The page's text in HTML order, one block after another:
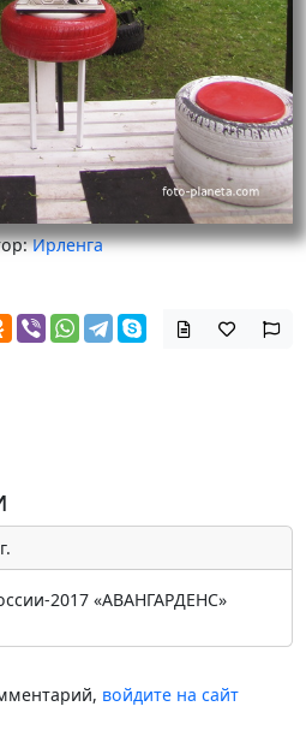
Ирленга
2017 «АВАНГАРДЕНС»
войдите на сайт